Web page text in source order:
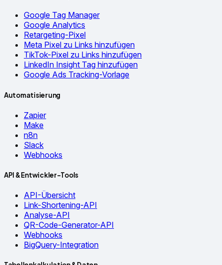
Google Tag Manager
Google Analytics
Retargeting-Pixel
Meta Pixel zu Links hinzufügen
TikTok-Pixel zu Links hinzufügen
LinkedIn Insight Tag hinzufügen
Google Ads Tracking-Vorlage
Automatisierung
Zapier
Make
n8n
Slack
Webhooks
API & Entwickler-Tools
API-Übersicht
Link-Shortening-API
Analyse-API
QR-Code-Generator-API
Webhooks
BigQuery-Integration